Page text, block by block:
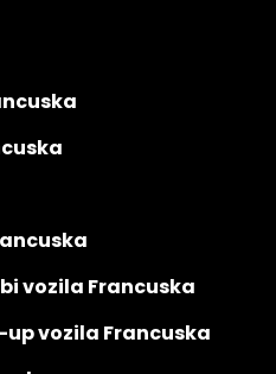
vozila Francuska
vozila Francuska